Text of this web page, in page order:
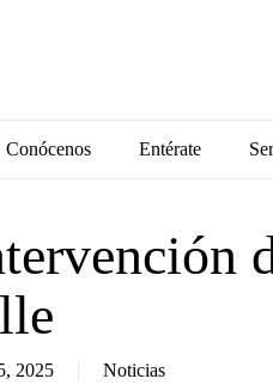
Conócenos Entérate
2025 Noticias